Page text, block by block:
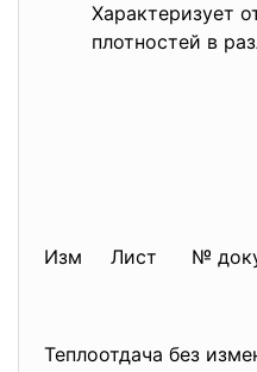
Характеризует
плотностей в
Изм Лист №
Теплоотдача без